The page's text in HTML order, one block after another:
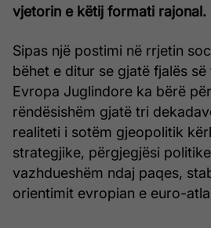
vjetorin e këtij formati rajonal.
Sipas një postimi në rrjetin
bëhet e ditur se gjatë fjalës
Evropa Juglindore ka bërë
rëndësishëm gjatë tri
realiteti i sotëm gjeopolitik
strategjike, përgjegjësi
vazhdueshëm ndaj paqes,
orientimit evropian e euro-